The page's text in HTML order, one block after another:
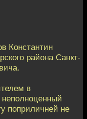
Константин
района Санкт-
в
поприличней не